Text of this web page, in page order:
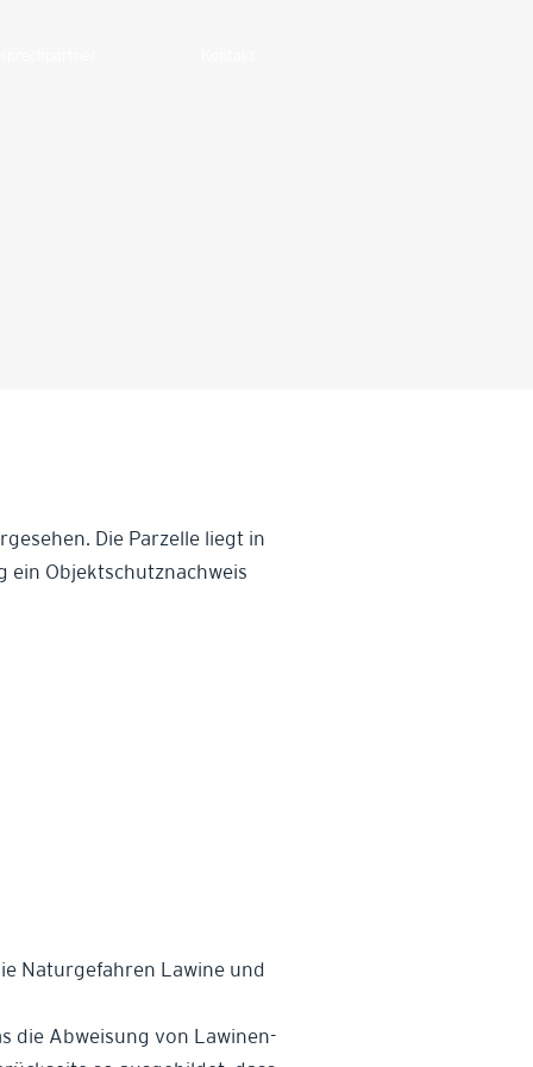
Die Parzelle liegt in
ein Objektschutznachweis
Naturgefahren Lawine und
die Abweisung von Lawinen-